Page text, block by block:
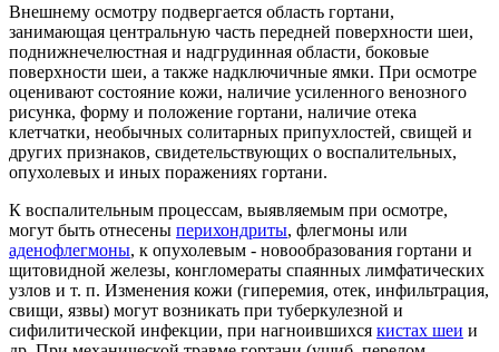
Внешнему осмотру подвергается область гортани,
занимающая центральную часть передней поверхности шеи,
поднижнечелюстная и надгрудинная области, боковые
поверхности шеи, а также надключичные ямки. При осмотре
оценивают состояние кожи, наличие усиленного венозного
рисунка, форму и положение гортани, наличие отека
клетчатки, необычных солитарных припухлостей, свищей и
других признаков, свидетельствующих о воспалительных,
опухолевых и иных поражениях гортани.
К воспалительным процессам, выявляемым при осмотре,
могут быть отнесены перихондриты, флегмоны или
аденофлегмоны, к опухолевым - новообразования гортани и
щитовидной железы, конгломераты спаянных лимфатических
узлов и т. п. Изменения кожи (гиперемия, отек, инфильтрация,
свищи, язвы) могут возникать при туберкулезной и
сифилитической инфекции, при нагноившихся кистах шеи и